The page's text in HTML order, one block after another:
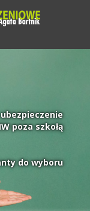
poza szkołą
do wyboru